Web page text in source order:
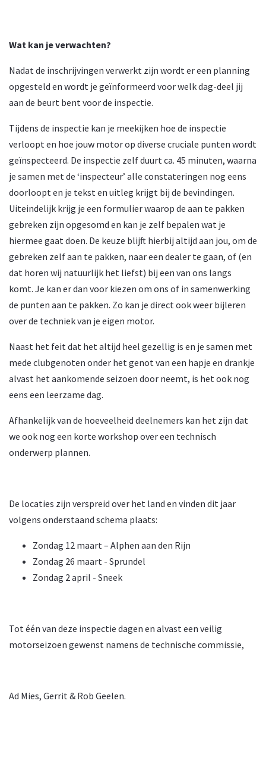
Wat kan je verwachten?
Nadat de inschrijvingen verwerkt zijn wordt er een planning
opgesteld en wordt je geïnformeerd voor welk dag-deel jij
aan de beurt bent voor de inspectie.
Tijdens de inspectie kan je meekijken hoe de inspectie
verloopt en hoe jouw motor op diverse cruciale punten wordt
geïnspecteerd. De inspectie zelf duurt ca. 45 minuten, waarna
je samen met de ‘inspecteur’ alle constateringen nog eens
doorloopt en je tekst en uitleg krijgt bij de bevindingen.
Uiteindelijk krijg je een formulier waarop de aan te pakken
gebreken zijn opgesomd en kan je zelf bepalen wat je
hiermee gaat doen. De keuze blijft hierbij altijd aan jou, om de
gebreken zelf aan te pakken, naar een dealer te gaan, of (en
dat horen wij natuurlijk het liefst) bij een van ons langs
komt. Je kan er dan voor kiezen om ons of in samenwerking
de punten aan te pakken. Zo kan je direct ook weer bijleren
over de techniek van je eigen motor.
Naast het feit dat het altijd heel gezellig is en je samen met
mede clubgenoten onder het genot van een hapje en drankje
alvast het aankomende seizoen door neemt, is het ook nog
eens een leerzame dag.
Afhankelijk van de hoeveelheid deelnemers kan het zijn dat
we ook nog een korte workshop over een technisch
onderwerp plannen.
De locaties zijn verspreid over het land en vinden dit jaar
volgens onderstaand schema plaats:
Zondag 12 maart – Alphen aan den Rijn
Zondag 26 maart - Sprundel
Zondag 2 april - Sneek
Tot één van deze inspectie dagen en alvast een veilig
motorseizoen gewenst namens de technische commissie,
Ad Mies, Gerrit & Rob Geelen.